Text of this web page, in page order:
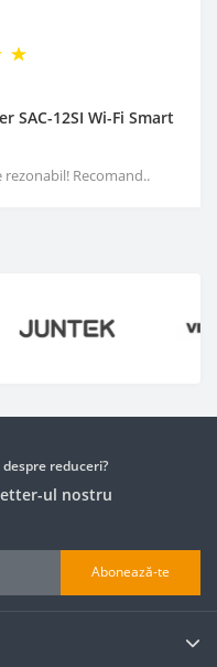
12SI Wi-Fi Smart
Recomand..
reduceri?
ul nostru
Abonează-te